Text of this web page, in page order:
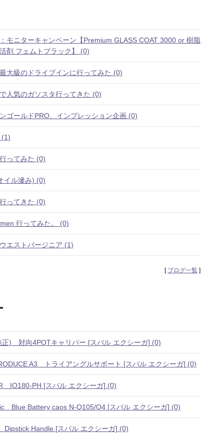
モニターキャンペーン【Premium GLASS COAT 3000 or 樹脂
剤 フェムトブラック】 (0)
大級のドライブインに行ってみた (0)
人気のガソスタ行ってきた (0)
ゴールドPRO、インプレッション企画 (0)
(1)
ってみた (0)
イル滲み) (0)
ってきた (0)
行ってみた。 (0)
エストバージニア (1)
[ ブログ一覧 ]
正) 対向4POTキャリパー [スバル エクシーガ] (0)
A3 トライアングルサポート [スバル エクシーガ] (0)
IO180-PH [スバル エクシーガ] (0)
Blue Battery caos N-Q105/Q4 [スバル エクシーガ] (0)
Handle [スバル エクシーガ] (0)